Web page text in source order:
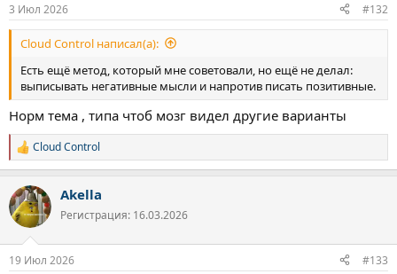
А что бы сделала Акелла в таком случае? Допустим в образе
азиатского волка, наставника и опекуна Маугли. Это хищник,
храбрый, мудрый, спокойный. Раз у тебя такой ник, то
используй как пример поведенческой психологии. Отследи
зарождение тревоги. Будь в ожидании как хищник,
охотящийся на тревогу. Вот она вылезла и чащи сознания и ты
её отследила. Следующее: расслабься. Ты можешь управлять
своим телом. Можешь все мышцы напрячь и расслабить -
эффект будет. Или через дыхание. И дальше принимать
решение в расслабленном состоянии.
3 Июл 2026 #132
Cloud Control написал(а):
Есть ещё метод, который мне советовали, но ещё не делал:
выписывать негативные мысли и напротив писать позитивные.
Норм тема , типа чтоб мозг видел другие варианты
Р
е
к
ц
и
Cloud Control
Akella
Регистрация: 16.03.2026
19 Июл 2026 #133